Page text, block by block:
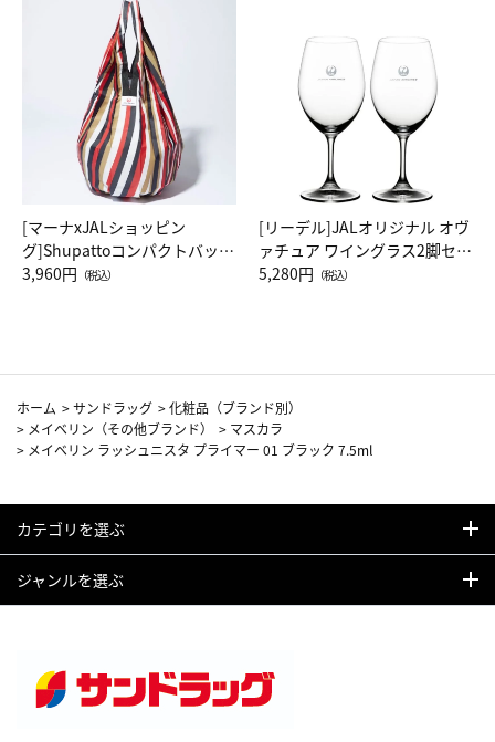
[マーナxJALショッピン
グ]Shupattoコンパクトバッグ
Drop JAL客室乗務員（LC）ス
3,960円 （税込）
[リーデル]JALオリジナル オヴ
ァチュア ワイングラス2脚セッ
ト（レッドワイン）
5,280円 （税込）
ホーム >サンドラッグ >化粧品（ブランド別）
> メイベリン（その他ブランド） > マスカラ
> メイベリン ラッシュニスタ プライマー 01 ブラック 7.5ml
カテゴリを選ぶ
ジャンルを選ぶ